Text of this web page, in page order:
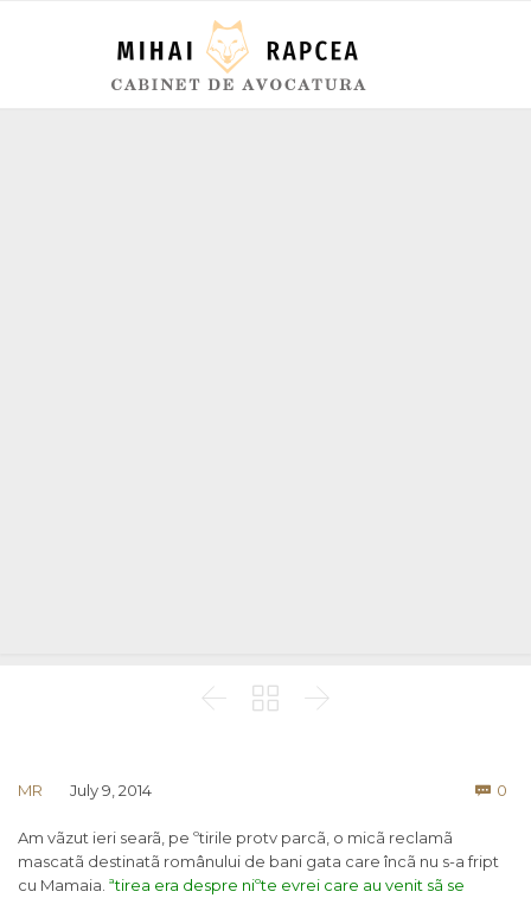
  
MR July 9, 2014  0
Am vãzut ieri searã, pe ºtirile protv parcã, o micã reclamã
mascatã destinatã românului de bani gata care încã nu s-a fript
cu Mamaia. ªtirea era despre niºte evrei care au venit sã se